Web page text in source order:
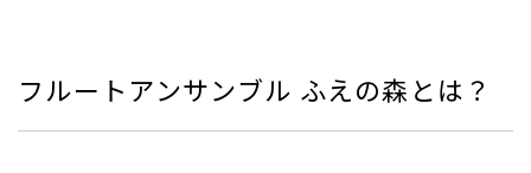
フルートアンサンブル ふえの森とは？